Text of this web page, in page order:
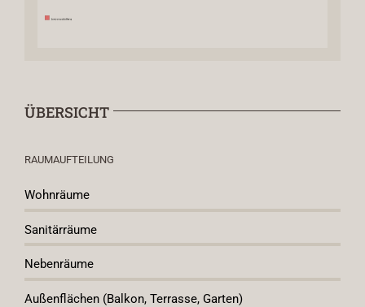
ÜBERSICHT
RAUMAUFTEILUNG
Wohnräume
Sanitärräume
Nebenräume
Außenflächen (Balkon, Terrasse, Garten)